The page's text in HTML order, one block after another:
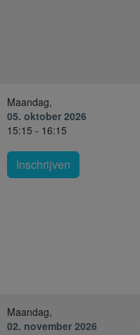
Maandag,
05. oktober 2026
15:15 - 16:15
Inschrijven
Maandag,
02. november 2026